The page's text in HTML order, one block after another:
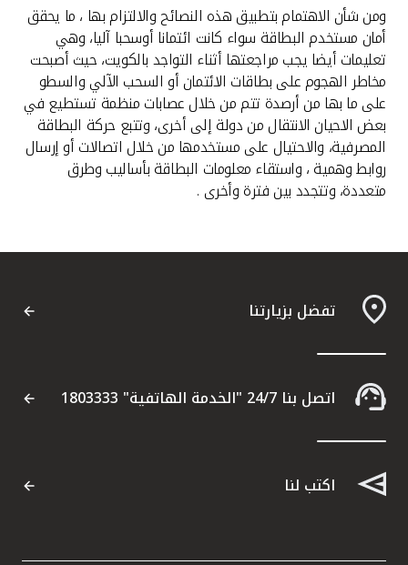
ومن شأن الاهتمام بتطبيق هذه النصائح والالتزام بها ، ما يحقق
أمان مستخدم البطاقة سواء كانت ائتمانا أوسحبا آليا، وهي
تعليمات أيضا يجب مراجعتها أثناء التواجد بالكويت، حيث أصبحت
مخاطر الهجوم على بطاقات الائتمان أو السحب الآلي والسطو
على ما بها من أرصدة تتم من خلال عصابات منظمة تستطيع في
بعض الاحيان الانتقال من دولة إلى أخرى، وتتبع حركة البطاقة
المصرفية، والاحتيال على مستخدمها من خلال اتصالات أو إرسال
روابط وهمية ، واستقاء معلومات البطاقة بأساليب وطرق
متعددة، وتتجدد بين فترة وأخرى .
تفضل بزيارتنا
اتصل بنا 24/7 "الخدمة الهاتفية" 1803333
اكتب لنا